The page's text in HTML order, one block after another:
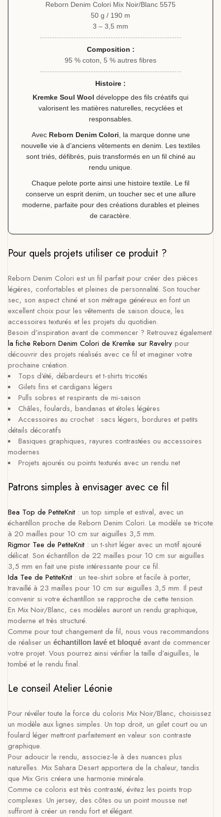
Reborn Denim Colori Mix Noir/Blanc 5575
50 g / 190 m
3 – 3,5 mm
Composition :
95 % coton, 5 % autres fibres
Histoire :
Kremke Soul Wool développe des fils créatifs qui
valorisent les matières naturelles, recyclées et
responsables.
Avec Reborn Denim Colori , la marque donne une
nouvelle vie à d’anciens vêtements en denim. Les textiles
sont triés, défibrés, puis transformés en un fil chiné au
rendu unique.
Chaque pelote porte ainsi une histoire textile. Le fil
conserve un esprit denim, un toucher sec et une allure
moderne, parfaite pour des créations durables et pleines
de caractère.
Pour quels projets utiliser ce produit ?
Reborn Denim Colori est un fil parfait pour créer des pièces
légères, confortables et pleines de personnalité. Son toucher
sec, son aspect chiné et son métrage généreux en font un
excellent choix pour les vêtements de saison douce, les
accessoires texturés et les projets du quotidien.
Besoin d’inspiration avant de commencer ? Retrouvez également
la fiche Reborn Denim Colori de Kremke sur Ravelry pour
découvrir des projets réalisés avec ce fil et imaginer votre
prochaine création.
Tops d’été, débardeurs et t-shirts tricotés
Gilets fins et cardigans légers
Pulls sobres et respirants de mi-saison
Châles, foulards, bandanas et étoles légères
Accessoires au crochet : sacs légers, bordures et petits
détails décoratifs
Basiques graphiques, rayures contrastées ou accessoires
modernes
Projets ajourés ou points texturés avec un rendu net
Patrons simples à envisager avec ce fil
Bea Top de PetiteKnit: un top simple et estival, avec un
échantillon proche de Reborn Denim Colori. Le modèle se tricote
à 20 mailles pour 10 cm sur aiguilles 3,5 mm.
Rigmor Tee de PetiteKnit: un t-shirt léger avec un motif ajouré
délicat. Son échantillon de 22 mailles pour 10 cm sur aiguilles
3,5 mm en fait une piste intéressante pour ce fil.
Ida Tee de PetiteKnit: un tee-shirt sobre et facile à porter,
travaillé à 23 mailles pour 10 cm sur aiguilles 3,5 mm. Il peut
convenir si votre échantillon se rapproche de cette tension.
En Mix Noir/Blanc, ces modèles auront un rendu graphique,
moderne et très structuré.
Comme pour tout changement de fil, nous vous recommandons
de réaliser un échantillon lavé et bloqué avant de commencer
votre projet. Vous pourrez ainsi vérifier la taille d’aiguilles, le
tombé et le rendu final.
Le conseil Atelier Léonie
Pour révéler toute la force du coloris Mix Noir/Blanc, choisissez
un modèle aux lignes simples. Un top droit, un gilet court ou un
foulard léger mettront parfaitement en valeur son contraste
graphique.
Pour adoucir le rendu, associez-le à des nuances plus
naturelles. Mix Sahara Desert apportera de la chaleur, tandis
que Mix Gris créera une harmonie minérale.
Comme ce coloris est très contrasté, évitez les points trop
complexes. Un jersey, des côtes ou un point mousse net
suffiront à créer un rendu fort et élégant.